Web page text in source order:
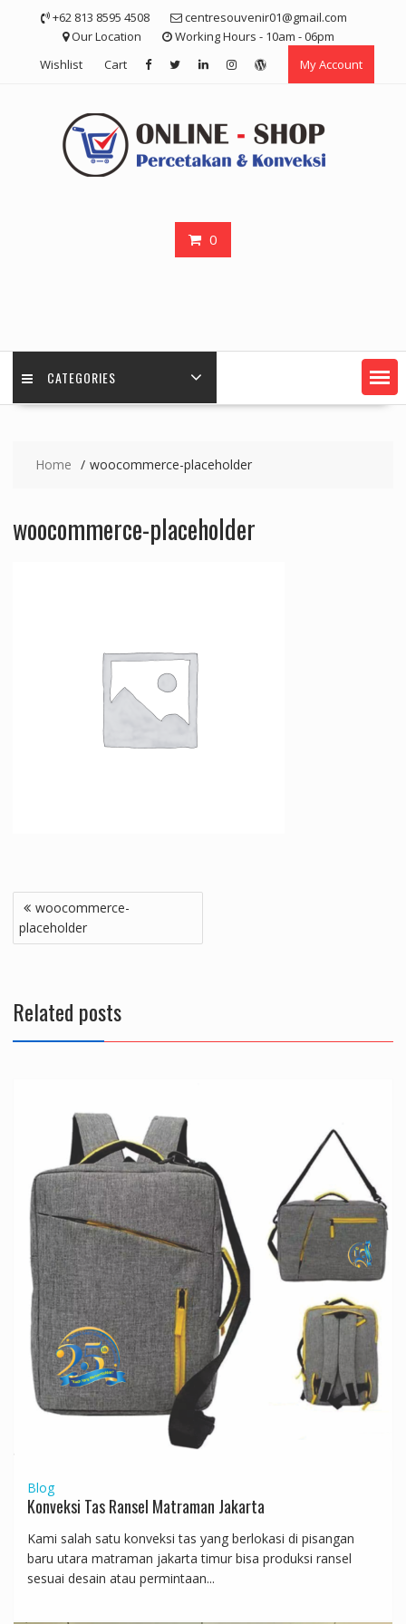
+62 813 8595 4508
centresouvenir01@gmail.com
Our Location
Working Hours - 10am - 06pm
Wishlist
Cart My Account
0
CATEGORIES
Home woocommerce-placeholder
woocommerce-placeholder
Navigasi
pos
woocommerce-
placeholder
Related posts
Blog
Konveksi Tas Ransel Matraman Jakarta
Kami salah satu konveksi tas yang berlokasi di pisangan
baru utara matraman jakarta timur bisa produksi ransel
sesuai desain atau permintaan...